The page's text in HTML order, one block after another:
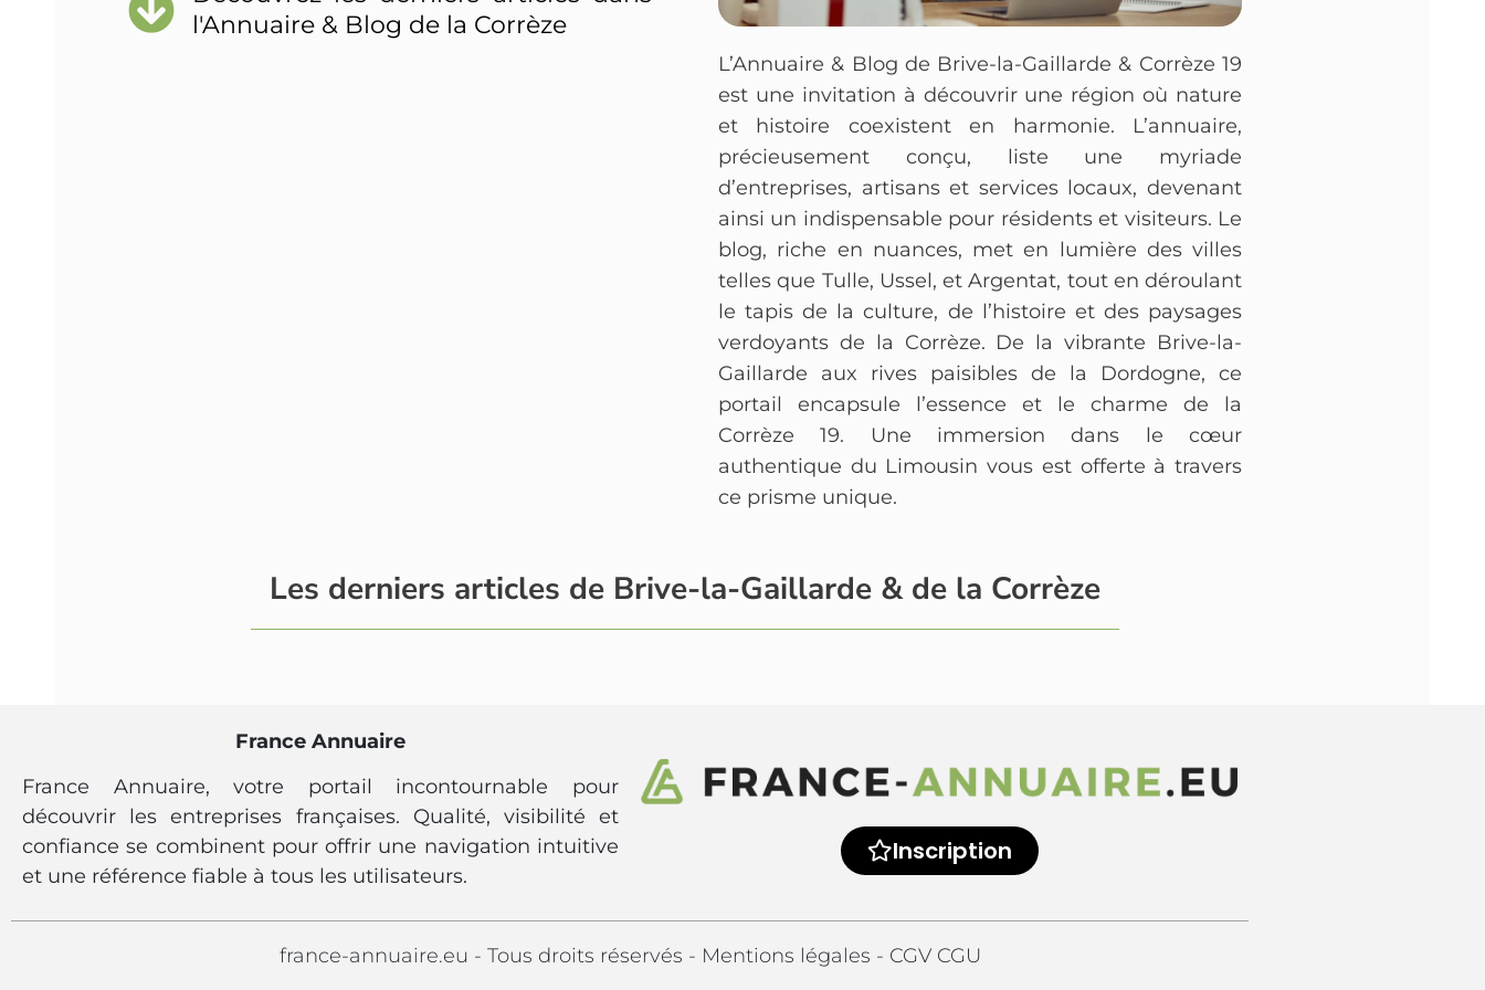
l'Annuaire & Blog de la Corrèze
L’Annuaire & Blog de Brive-la-Gaillarde & Corrèze 19
est une invitation à découvrir une région où nature
et histoire coexistent en harmonie. L’annuaire,
précieusement conçu, liste une myriade
d’entreprises, artisans et services locaux, devenant
ainsi un indispensable pour résidents et visiteurs. Le
blog, riche en nuances, met en lumière des villes
telles que Tulle, Ussel, et Argentat, tout en déroulant
le tapis de la culture, de l’histoire et des paysages
verdoyants de la Corrèze. De la vibrante Brive-la-
Gaillarde aux rives paisibles de la Dordogne, ce
portail encapsule l’essence et le charme de la
Corrèze 19. Une immersion dans le cœur
authentique du Limousin vous est offerte à travers
ce prisme unique.
Les derniers articles de Brive-la-Gaillarde & de la Corrèze
France Annuaire
France Annuaire, votre portail incontournable pour
découvrir les entreprises françaises. Qualité, visibilité et
confiance se combinent pour offrir une navigation intuitive
et une référence fiable à tous les utilisateurs.
Inscription
france-annuaire.eu - Tous droits réservés - Mentions légales - CGV CGU